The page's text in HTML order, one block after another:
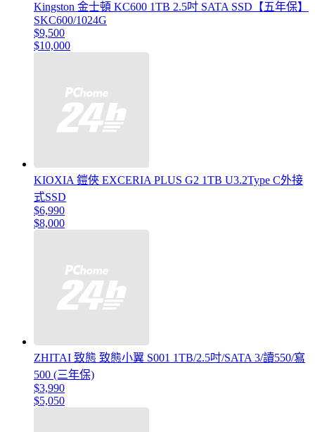
Kingston 金士頓 KC600 1TB 2.5吋 SATA SSD【五年保】
SKC600/1024G
$9,500
$10,000
KIOXIA 鎧俠 EXCERIA PLUS G2 1TB U3.2Type C外接
式SSD
$6,990
$8,000
ZHITAI 致態 致態小翼 S001 1TB/2.5吋/SATA 3/讀550/寫
500 (三年保)
$3,990
$5,050